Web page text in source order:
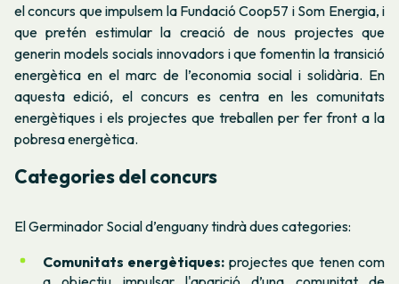
el concurs que impulsem la Fundació Coop57 i Som Energia, i
que pretén estimular la creació de nous projectes que
generin models socials innovadors i que fomentin la transició
energètica en el marc de l’economia social i solidària. En
aquesta edició, el concurs es centra en les comunitats
energètiques i els projectes que treballen per fer front a la
pobresa energètica.
Categories del concurs
El Germinador Social d’enguany tindrà dues categories:
Comunitats energètiques: projectes que tenen com